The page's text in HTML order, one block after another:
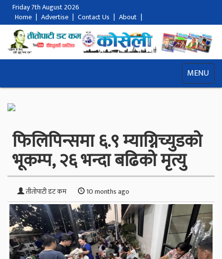
Friday 7th August 2026
Home | Advertise | Contact Us | About |
MENU
फिलिपिन्समा ६.९ म्याग्निच्युडको
भूकम्प, २६ भन्दा बढिको मृत्यु
तीतोपाटी डट कम 10 months ago